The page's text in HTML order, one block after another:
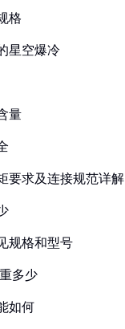
格
星空爆冷
量
要求及连接规范详解
规格和型号
多少
如何